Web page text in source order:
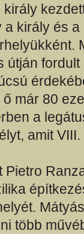
király és
útján
már 80
a
amit
több